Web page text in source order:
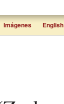
Imágenes English